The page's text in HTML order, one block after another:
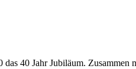
40 Jahr Jubiläum.